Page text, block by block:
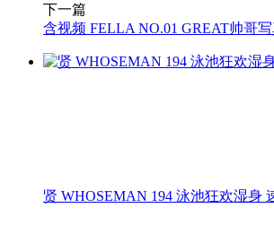
下一篇
含视频 FELLA NO.01 GREAT帅哥
贤 WHOSEMAN 194 泳池狂欢湿身